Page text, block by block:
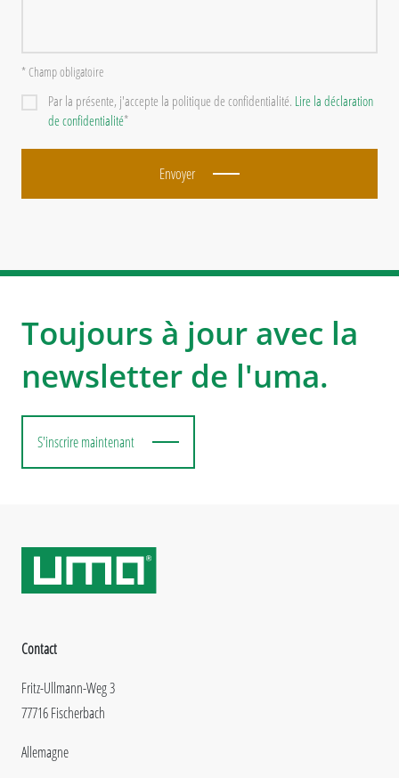
* Champ obligatoire
Par la présente, j'accepte la politique de confidentialité. Lire la déclaration
de confidentialité*
Envoyer
Toujours à jour avec la
newsletter de l'uma.
S'inscrire maintenant
Contact
Fritz-Ullmann-Weg 3
77716 Fischerbach
Allemagne